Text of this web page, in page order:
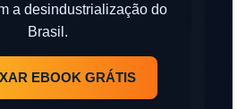
a desindustrialização do
Brasil.
EBOOK GRÁTIS